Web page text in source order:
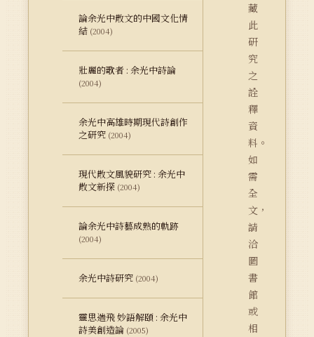
論余光中散文的中國文化情
結 (2004)
壯麗的歌者 : 余光中詩論
(2004)
余光中高雄時期現代詩創作
之研究 (2004)
現代散文風貌研究 : 余光中
散文新探 (2004)
論余光中詩藝成熟的軌跡
(2004)
余光中詩研究 (2004)
靈思遄飛 妙語解頤 : 余光中
詩美創造論 (2005)
藏
此
研
究
之
詮
釋
資
料。
如
需
全
文，
請
洽
圖
書
館
或
相